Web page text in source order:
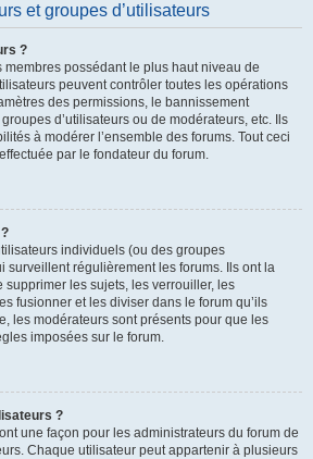
et groupes d’utilisateurs
?
membres possédant le plus haut niveau de
peuvent contrôler toutes les opérations
des permissions, le bannissement
d’utilisateurs ou de modérateurs, etc. Ils
à modérer l’ensemble des forums. Tout ceci
par le fondateur du forum.
individuels (ou des groupes
surveillent régulièrement les forums. Ils ont la
les sujets, les verrouiller, les
fusionner et les diviser dans le forum qu’ils
les modérateurs sont présents pour que les
imposées sur le forum.
?
une façon pour les administrateurs du forum de
Chaque utilisateur peut appartenir à plusieurs